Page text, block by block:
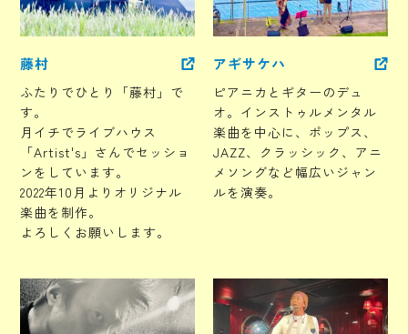
藤村
ふたりでひとり「藤村」で
す。
月イチでライブハウス
「Artist's」さんでセッショ
ンをしています。
2022年10月よりオリジナル
楽曲を制作。
よろしくお願いします。
アギサケハ
ピアニカとギターのデュ
オ。インストゥルメンタル
楽曲を中心に、ポップス、
JAZZ、クラッシック、アニ
メソングなど幅広いジャン
ルを演奏。